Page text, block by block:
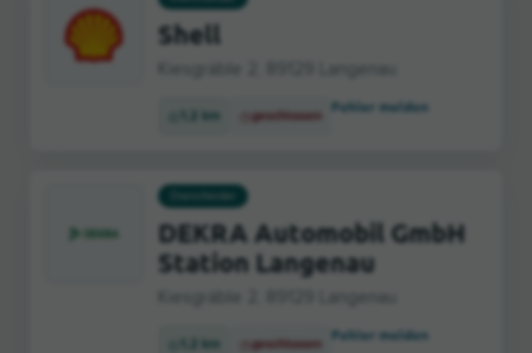
Shell
1,2 km geschlossen
Fehler melden
DEKRA Automobil GmbH
Station Langenau
1,2 km geschlossen
Fehler melden